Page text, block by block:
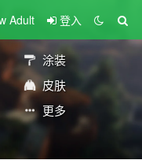
Adult 登入
涂装
皮肤
更多